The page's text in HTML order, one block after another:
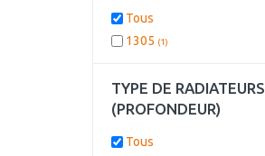
Tous
1305 (1)
TYPE DE RADIATEURS
(PROFONDEUR)
Tous